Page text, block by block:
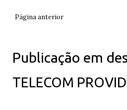
Página anterior
Publicação em
TELECOM